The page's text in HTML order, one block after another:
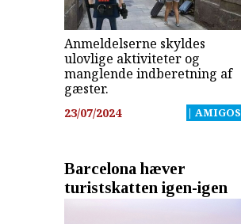
Anmeldelserne skyldes
ulovlige aktiviteter og
manglende indberetning af
gæster.
23/07/2024 | AMIGOS
Barcelona hæver
turistskatten igen-igen